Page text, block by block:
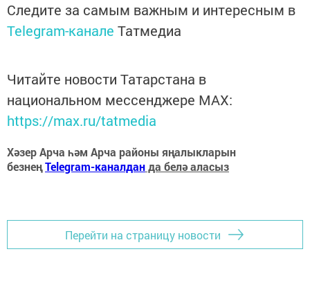
Следите за самым важным и интересным в
Telegram-канале Татмедиа
Читайте новости Татарстана в
национальном мессенджере MАХ:
https://max.ru/tatmedia
Хәзер Арча һәм Арча районы яңалыкларын
безнеңTelegram-каналданда белә аласыз
Перейти на страницу новости